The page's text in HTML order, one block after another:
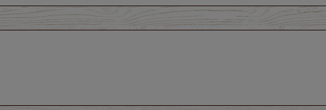
200g - Dary Natury
3l - Dary Natury